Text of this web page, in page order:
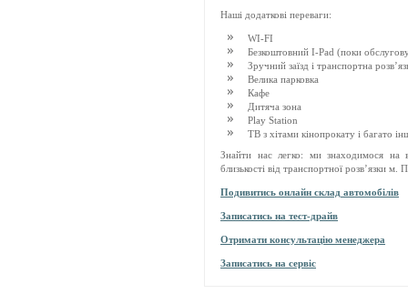
Наші додаткові переваги:
WI-FI
Безкоштовний I-Pad (поки
Зручний заїзд і транспортна
Велика парковка
Кафе
Дитяча зона
Play Station
ТВ з хітами кінопрокату і багато
Знайти нас легко: ми знаходимося на
близькості від транспортної розв’язки
Подивитись онлайн склад автомобілів
Записатись на тест-драйв
Отримати консультацію менеджера
Записатись на сервіс